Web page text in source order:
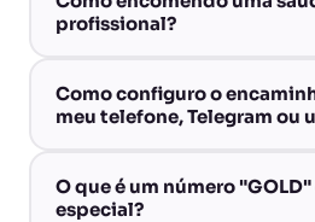
profissional?
Como configuro o
meu telefone, Telegram ou
O que é um número
especial?